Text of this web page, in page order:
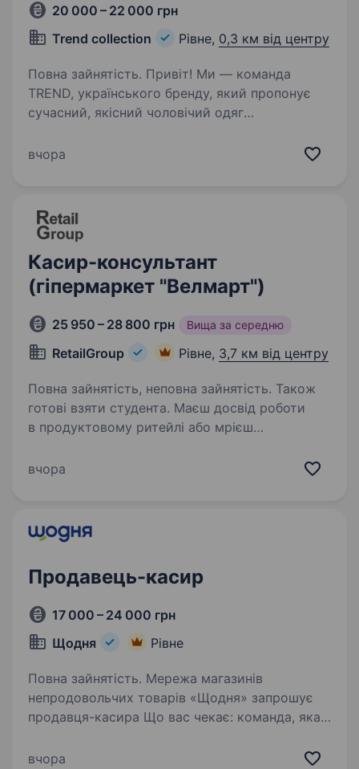
20 000 – 22 000 грн
Trend collection
Рівне, 0,3 км від центру
Повна зайнятість. Привіт! Ми — команда
TREND, українського бренду, який пропонує
сучасний, якісний чоловічий одяг
й стилю. Якщо ти хочеш працювати
вчора
Касир-консультант
(гіпермаркет "Велмарт")
25 950 – 28 800 грн Вища за середню
RetailGroup Рівне, 3,7 км від центру
Повна зайнятість, неповна зайнятість. Також
готові взяти студента. Маєш досвід роботи
в продуктовому ритейлі або мрієш
до команди досвідчених фахівців, які люблять
вчора
Продавець-касир
17 000 – 24 000 грн
Щодня
Рівне
Повна зайнятість. Мережа магазинів
непродовольчих товарів «Щодня» запрошує
продавця-касира Що вас чекає: команда, яка
стабільна зарплата із бонусами та преміями
вчора